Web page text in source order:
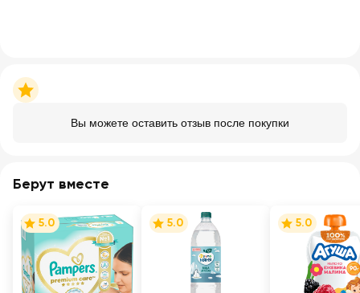
Вы можете оставить отзыв после покупки
Берут вместе
5.0 5.0 5.0